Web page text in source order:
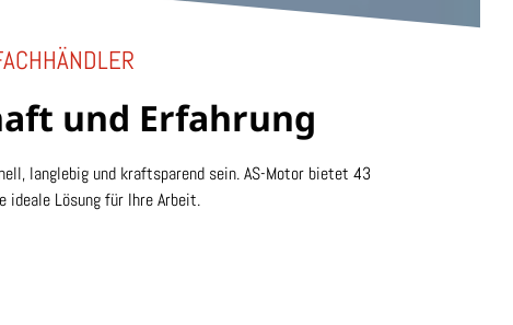
und Erfahrung
langlebig und kraftsparend sein. AS-Motor bietet 43
ideale Lösung für Ihre Arbeit.